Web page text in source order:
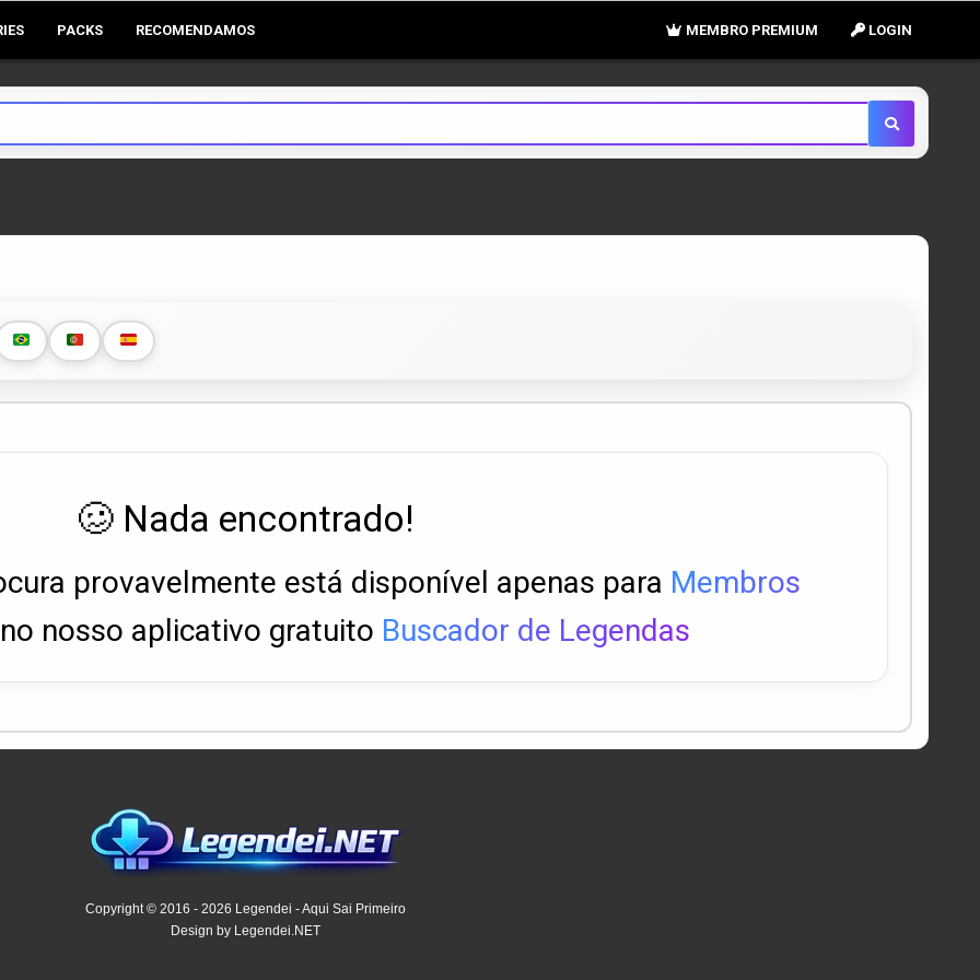
PACKS RECOMENDAMOS LOGIN
MEMBRO PREMIUM
🥴 Nada encontrado!
provavelmente está disponível apenas para Membros
nosso aplicativo gratuito Buscador de Legendas
Copyright © 2016 - 2026 Legendei - Aqui Sai Primeiro
Design by Legendei.NET